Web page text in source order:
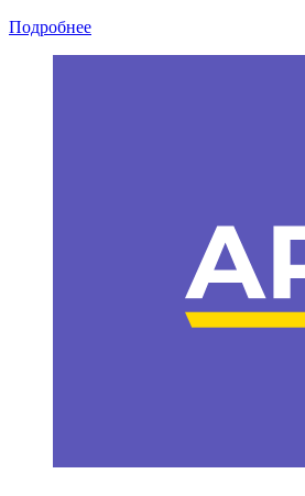
Подробнее